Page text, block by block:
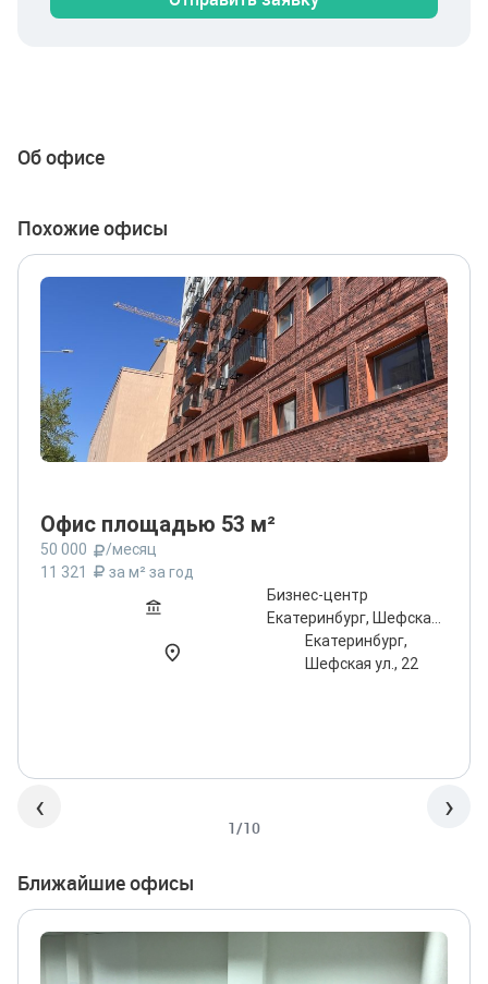
Об офисе
Похожие офисы
Офис площадью 53 м²
50 000
/месяц
11 321
за м² за год
Бизнес-центр
Екатеринбург, Шефская
ул., 22Екатеринбург,
Шефская ул., 22
‹ ›
1/10
Ближайшие офисы